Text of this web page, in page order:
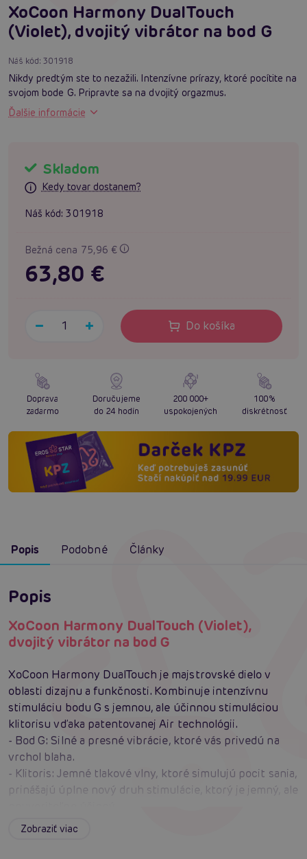
XoCoon Harmony DualTouch
(Violet), dvojitý vibrátor na bod G
Náš kód:301918
Nikdy predtým ste to nezažili. Intenzívne prírazy, ktoré pocítite na
svojom bode G. Pripravte sa na dvojitý orgazmus.
Ďalšie informácie
Skladom
Kedy tovar dostanem?
Náš kód: 301918
Bežná cena 75,96 €
63,80 €
Do košíka
Doprava
zadarmo
Doručujeme
do 24 hodín
200 000+
uspokojených
100%
diskrétnosť
Popis Podobné Články
Popis
XoCoon Harmony DualTouch (Violet),
dvojitý vibrátor na bod G
XoCoon Harmony DualTouch je majstrovské dielo v
oblasti dizajnu a funkčnosti. Kombinuje intenzívnu
stimuláciu bodu G s jemnou, ale účinnou stimuláciou
klitorisu vďaka patentovanej Air technológii.
- Bod G: Silné a presné vibrácie, ktoré vás privedú na
vrchol blaha.
- Klitoris: Jemné tlakové vlny, ktoré simulujú pocit sania,
prinášajú úplne nový druh stimulácie, ktorý je jemný, ale
Zabudnite na obyčajné vibrátory. Harmony DualTouch
Zobraziť viac